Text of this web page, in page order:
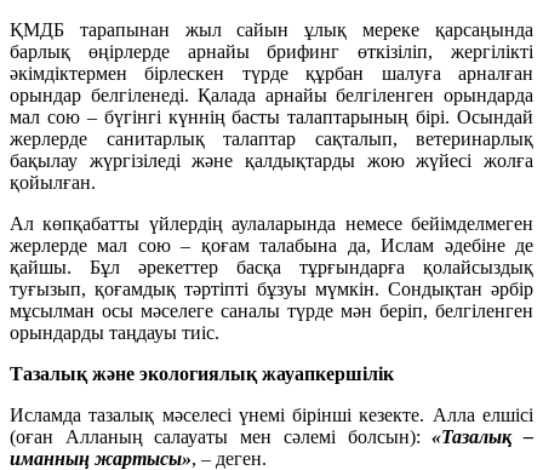
ҚМДБ тарапынан жыл сайын ұлық мереке қарсаңында
барлық өңірлерде арнайы брифинг өткізіліп, жергілікті
әкімдіктермен бірлескен түрде құрбан шалуға арналған
орындар белгіленеді. Қалада арнайы белгіленген орындарда
мал сою – бүгінгі күннің басты талаптарының бірі. Осындай
жерлерде санитарлық талаптар сақталып, ветеринарлық
бақылау жүргізіледі және қалдықтарды жою жүйесі жолға
қойылған.
Ал көпқабатты үйлердің аулаларында немесе бейімделмеген
жерлерде мал сою – қоғам талабына да, Ислам әдебіне де
қайшы. Бұл әрекеттер басқа тұрғындарға қолайсыздық
туғызып, қоғамдық тәртіпті бұзуы мүмкін. Сондықтан әрбір
мұсылман осы мәселеге саналы түрде мән беріп, белгіленген
орындарды таңдауы тиіс.
Тазалық және экологиялық жауапкершілік
Исламда тазалық мәселесі үнемі бірінші кезекте. Алла елшісі
(оған Алланың салауаты мен сәлемі болсын):«Тазалық –
иманның жартысы», – деген.